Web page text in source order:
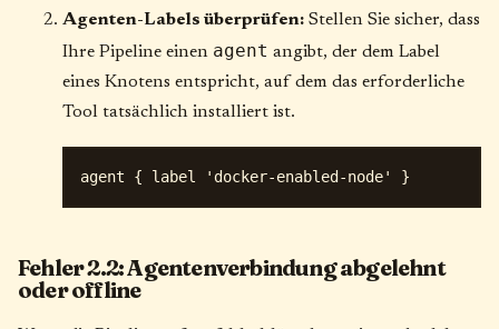
Agenten-Labels überprüfen: Stellen Sie sicher, dass
Ihre Pipeline einen agent angibt, der dem Label
eines Knotens entspricht, auf dem das erforderliche
Tool tatsächlich installiert ist.
Fehler 2.2: Agentenverbindung abgelehnt
oder offline